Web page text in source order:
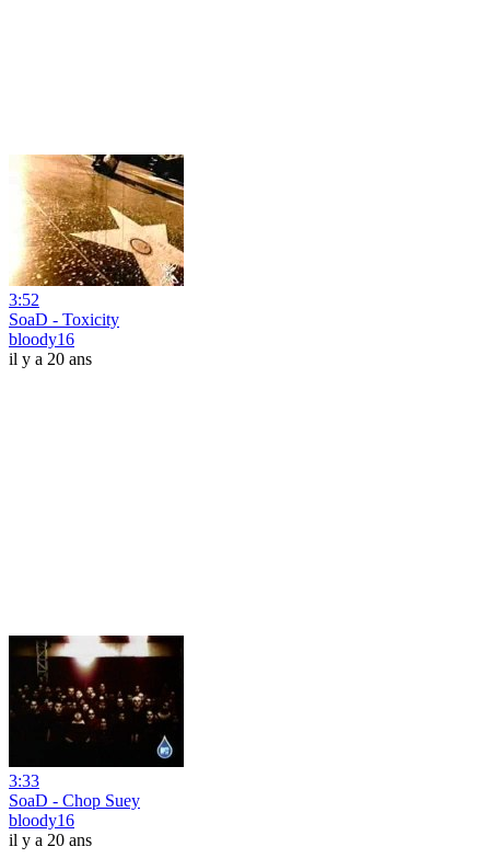
3:52
SoaD - Toxicity
bloody16
il y a 20 ans
3:33
SoaD - Chop Suey
bloody16
il y a 20 ans